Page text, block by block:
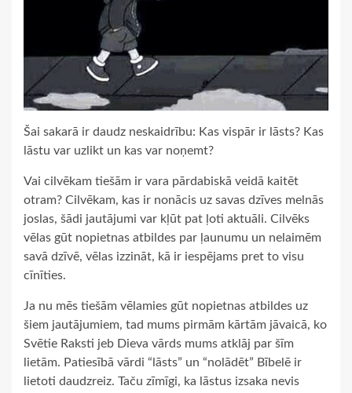
Šai sakarā ir daudz neskaidrību: Kas vispār ir lāsts? Kas
lāstu var uzlikt un kas var noņemt?
Vai cilvēkam tiešām ir vara pārdabiskā veidā kaitēt
otram? Cilvēkam, kas ir nonācis uz savas dzīves melnās
joslas, šādi jautājumi var kļūt pat ļoti aktuāli. Cilvēks
vēlas gūt nopietnas atbildes par ļaunumu un nelaimēm
savā dzīvē, vēlas izzināt, kā ir iespējams pret to visu
cīnīties.
Ja nu mēs tiešām vēlamies gūt nopietnas atbildes uz
šiem jautājumiem, tad mums pirmām kārtām jāvaicā, ko
Svētie Raksti jeb Dieva vārds mums atklāj par šīm
lietām. Patiesībā vārdi “lāsts” un “nolādēt” Bībelē ir
lietoti daudzreiz. Taču zīmīgi, ka lāstus izsaka nevis